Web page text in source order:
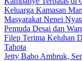
Keluarga Kamasan
Masyarakat Nenei
Pemuda Desai dan
Filep Terima Keluhan
Tahota
Jetty Babo Ambruk,